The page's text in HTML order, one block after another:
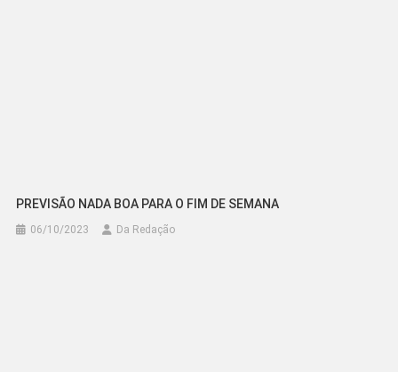
PREVISÃO NADA BOA PARA O FIM DE SEMANA
06/10/2023 Da Redação